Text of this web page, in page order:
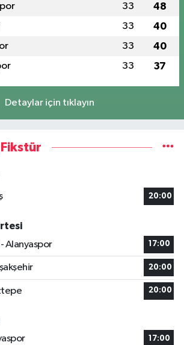
33 48
33 40
33 40
33 37
Detaylar için tıklayın
20:00
Alanyaspor
17:00
20:00
20:00
17:00